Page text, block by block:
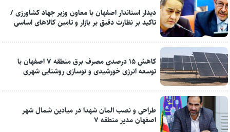
دیدار استاندار اصفهان با معاون وزیر جهاد کشاورزی /
تاکید بر نظارت دقیق بر بازار و تامین کالاهای اساسی
کاهش ۱۵ درصدی مصرف برق منطقه ۷ اصفهان با
توسعه انرژی خورشیدی و نوسازی روشنایی شهری
طراحی و نصب المان شهدا در میادین شمال شهر
اصفهان مدیر منطقه ۷